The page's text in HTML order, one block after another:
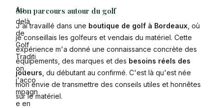
Au-
delà
de
Golf
Traditi
on,
j'acco
mpagn
e en
Mon parcours autour du golf
J'ai travaillé dans une boutique de golf à Bordeaux , où
je conseillais les golfeurs et vendais du matériel. Cette
expérience m'a donné une connaissance concrète des
équipements, des marques et des besoins réels des
joueurs , du débutant au confirmé. C'est là qu'est née
mon envie de transmettre des conseils utiles et honnêtes
sur le matériel.